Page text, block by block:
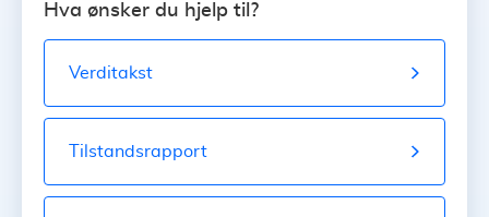
Hva ønsker du hjelp til?
Verditakst
Tilstandsrapport